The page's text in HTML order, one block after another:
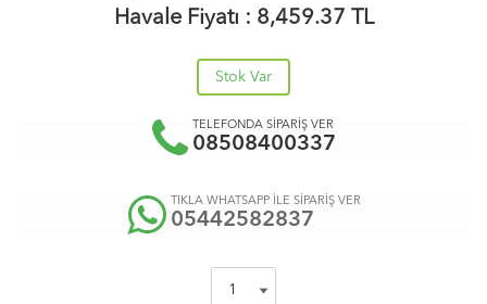
Havale Fiyatı : 8,459.37 TL
Stok Var
TELEFONDA SİPARİŞ VER
08508400337
TIKLA WHATSAPP İLE SİPARİŞ VER
05442582837